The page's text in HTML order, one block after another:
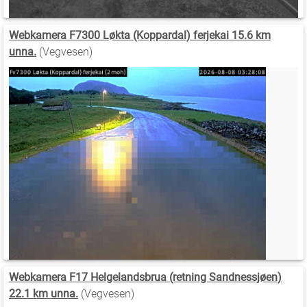
Webkamera F7300 Løkta (Koppardal) ferjekai 15.6 km
unna. (Vegvesen)
Webkamera F17 Helgelandsbrua (retning Sandnessjøen)
22.1 km unna. (Vegvesen)